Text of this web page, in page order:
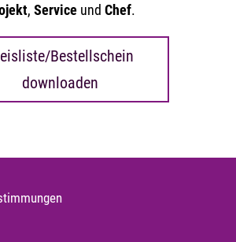
, Serviceund Chef.
Bestellschein
downloaden